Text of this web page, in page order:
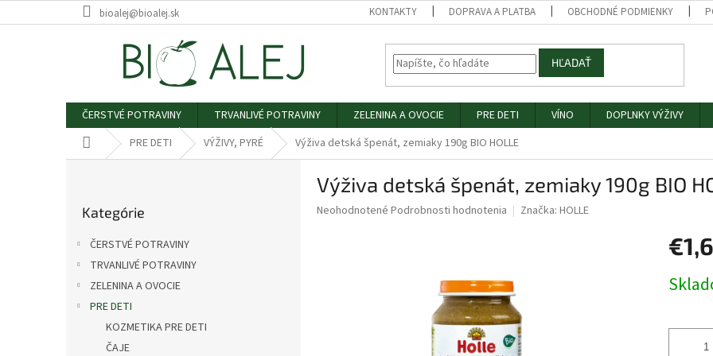
na
bioalej@bioalej.sk KONTAKTY DOPRAVA A PLATBA OBCHODNÉ PODMIENKY
HĽADAŤ
ČERSTVÉ POTRAVINY TRVANLIVÉ POTRAVINY ZELENINA A OVOCIE PRE DETI VÍNO DOPLNKY VÝŽIVY
DomovPRE DETI VÝŽIVY, PYRÉ Výživa detská špenát, zemiaky 190g BIO HOLLE
kategórie
Kategórie
ČERSTVÉ POTRAVINY
TRVANLIVÉ POTRAVINY
ZELENINA A OVOCIE
PRE DETI
KOZMETIKA PRE DETI
ČAJE
Výživa detská špenát, zemiaky 190g BIO
Priemerné
Neohodnotené Podrobnosti hodnotenia Značka: HOLLE
cena: